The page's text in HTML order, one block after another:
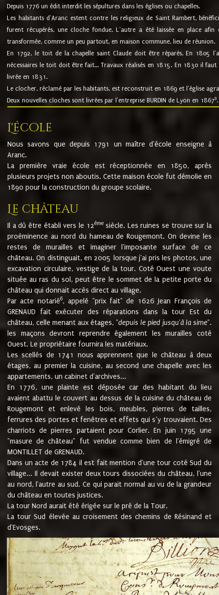
Depuis 1776 un édit interdit les sépultures dans les églises ou chapelles.
Les habitants d'Aranc estent contre les religieux de Saint Rambert,
furent récupérés, une cloche fondue. L'autre a été laissée en place
transformée, comme un peu partout, en maison commune, lieu de réunion.
En 1792, le toit de la chapelle saint Claude doit être réparés. En 1805
nécessaires le toit doit être fait... Travaux réalisés en 1815. En 1830 il
livrée en 1831.
Le clocher, réclamé par les habitants, est reconstruit en 1869 et l'église
Deux nouvelles cloches sont livrées par l'entreprise BURDIN de Lyon en 18678.
L'école
Nous savons que depuis 1791 un maître d'école enseigne à
Aranc.
La première vraie école est réceptionnée en 1850, après
plusieurs projets non aboutis. Cette maison école fut démolie en
1890 pour la construction du groupe scolaire.
Le château
Il a dû être établi vers le 12èmesiècle. Les ruines se trouve sur la
proéminence au nord du hameau de Rougemont. On devine les
restes de murailles et imaginer l'imposante surface de ce
château. On distinguait, en 2005 lorsque j'ai pris les photos, une
excavation circulaire, vestige de la tour. Coté Ouest une voute
située au ras du sol, peut être le sommet de la petite porte du
château qui donnait accès direct au village.
Par acte notarié6, appelé "prix fait" de 1626 Jean François de
GRENAUD fait exécuter des réparations dans la tour Est du
château, celle menant aux étages, "depuis le pied jusqu'à la sime".
les maçons devront reprendre également les murailles coté
Ouest. Le propriétaire fournira les matériaux.
Les scellés de 1741 nous apprennent que le château à deux
étages, au premier la cuisine, au second une chapelle avec les
appartements, un cabinet d'archives...
En 1776, une plainte est déposée car des habitant du lieu
avaient abattu le couvert au dessus de la cuisine du château de
Rougemont et enlevé les bois, meubles, pierres de tailles,
ferrures des portes et fenêtres et effets qui s’y trouvaient. Des
charriots de pierres partaient pour Corlier. En juin 1795 une
"masure de château" fut vendue comme bien de l'émigré de
MONTILLET de GRENAUD.
Dans un acte de 1784 il est fait mention d'une tour coté Sud du
village... Il devait exister deux tours dissociées du château, l'une
au nord, l'autre au sud. Ce qui parait normal au vu de la grandeur
du château en toutes justices.
La tour Nord aurait été érigée sur le pré de la Tour.
La tour Sud élevée au croisement des chemins de Résinand et
d'Evosges.